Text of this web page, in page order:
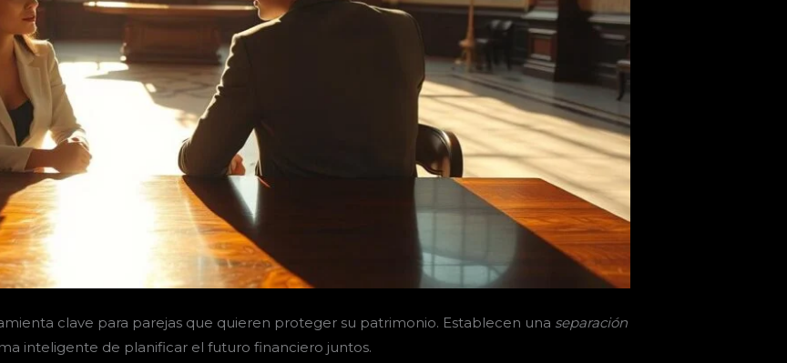
clave para parejas que quieren proteger su patrimonio. Establecen una separación
inteligente de planificar el futuro financiero juntos.